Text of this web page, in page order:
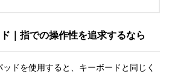
｜指での操作性を追求するなら
ドを使用すると、キーボードと同じく